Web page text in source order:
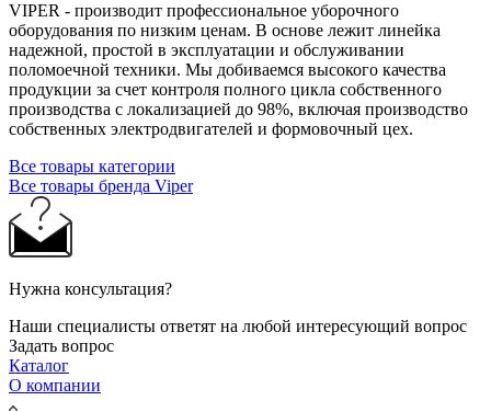
VIPER - производит профессиональное уборочного
оборудования по низким ценам. В основе лежит линейка
надежной, простой в эксплуатации и обслуживании
поломоечной техники. Мы добиваемся высокого качества
продукции за счет контроля полного цикла собственного
производства с локализацией до 98%, включая производство
собственных электродвигателей и формовочный цех.
Все товары категории
Все товары бренда Viper
Нужна консультация?
Наши специалисты ответят на любой интересующий вопрос
Задать вопрос
Каталог
О компании